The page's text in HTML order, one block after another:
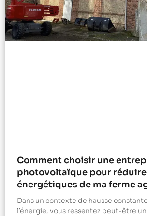
Comment choisir une
photovoltaïque pour
énergétiques de ma ferme
Dans un contexte de hausse
l’énergie, vous ressentez peut-être